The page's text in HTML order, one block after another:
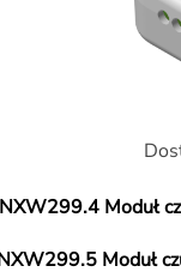
NXW299.4 Moduł
Moduł